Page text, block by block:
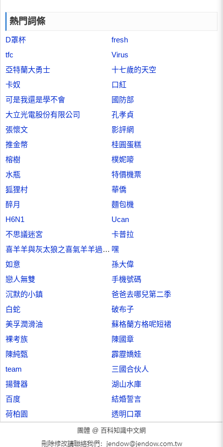
熱門詞條
D罩杯
fresh
tfc
Virus
亞特蘭大勇士
十七歲的天空
卡奴
口紅
可是我還是學不會
國防部
大立光電股份有限公司
孔孝貞
張懷文
影評網
推金幣
桂圓蛋糕
榕樹
樸妮嘜
水瓶
特價機票
狐狸村
華僑
醉月
麵包機
H6N1
Ucan
不思議迷宮
卡普拉
喜羊羊與灰太狼之喜氣羊羊過蛇年 嘿
如意
孫大偉
戀人無雙
手機號碼
沉默的小鎮
爸爸去哪兒第二季
白蛇
破布子
美孚潤滑油
蘇格蘭方格呢短裙
裸考族
陳國章
陳純甄
霹靂嬌娃
team
三國合伙人
揚聲器
湖山水庫
百度
結婚誓言
荷柏園
透明口罩
團體 @ 百科知識中文網